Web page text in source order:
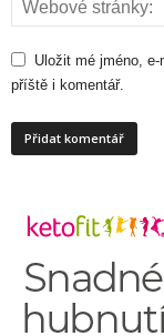
Uložit mé jméno,
příště i komentář.